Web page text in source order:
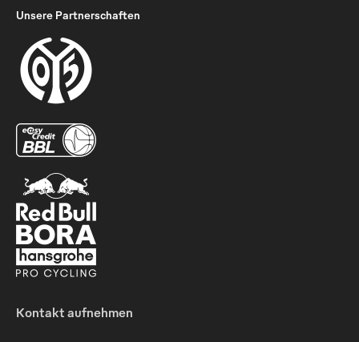
Unsere Partnerschaften
Kontakt aufnehmen